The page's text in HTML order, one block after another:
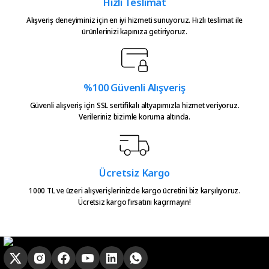
Atakan Kasapoğlu | 23/07/2026
emeğinize sağlık çok teşekkürler
Serkan Çağdavul | 13/06/2026
Urun takibiniz cok guzel. Urunu
alinca tum asamalar mail olatak
sagladiginiz icin tesekkurler
E... E... | 20/05/2026
Ürün güzel
hasan aslan | 03/04/2026
Alışveriş deneyiminiz için en iyi hizmeti sunuyoruz. Hızlı teslimat ile
ürünlerinizi kapınıza getiriyoruz.
%100 Güvenli Alışveriş
Güvenli alışveriş için SSL sertifikalı altyapımızla hizmet veriyoruz.
Verileriniz bizimle koruma altında.
Ücretsiz Kargo
1000 TL ve üzeri alışverişlerinizde kargo ücretini biz karşılıyoruz.
Ücretsiz kargo fırsatını kaçırmayın!